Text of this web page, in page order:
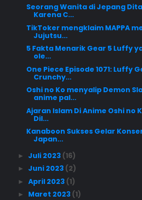
Seorang Wanita di Jepang
Karena C...
TikToker mengklaim MAPPA
Jujutsu...
5 Fakta Menarik Gear 5 Luffy
ole...
One Piece Episode 1071: Luffy
Crunchy...
Oshi no Ko menyalip Demon
anime pal...
Ajaran Islam Di Anime Oshi no
Dil...
Kanaboon Sukses Gelar
Japan...
► Juli 2023 (16)
► Juni 2023 (2)
► April 2023 (1)
► Maret 2023 (1)